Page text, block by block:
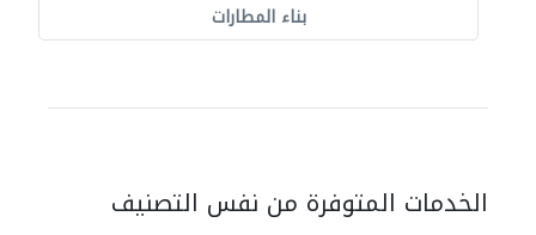
بناء المطارات
الخدمات المتوفرة من نفس التصنيف